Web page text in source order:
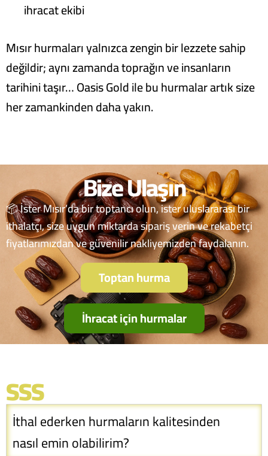
ihracat ekibi
Mısır hurmaları yalnızca zengin bir lezzete sahip
değildir; aynı zamanda toprağın ve insanların
tarihini taşır… Oasis Gold ile bu hurmalar artık size
her zamankinden daha yakın.
Bize Ulaşın
📦 İster Mısır’da bir toptancı olun, ister uluslararası bir
ithalatçı, size uygun miktarda sipariş verin ve rekabetçi
fiyatlarımızdan ve güvenilir nakliyemizden faydalanın.
Toptan hurma
İhracat için hurmalar
SSS
İthal ederken hurmaların kalitesinden
nasıl emin olabilirim?